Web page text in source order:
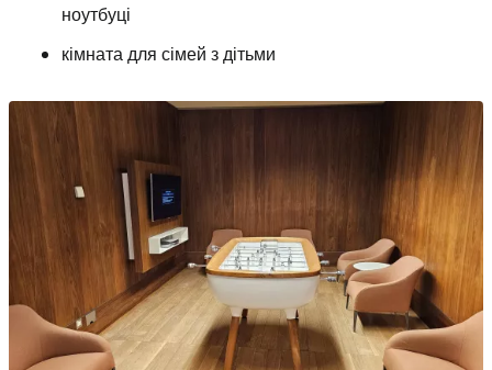
ноутбуці
кімната для сімей з дітьми